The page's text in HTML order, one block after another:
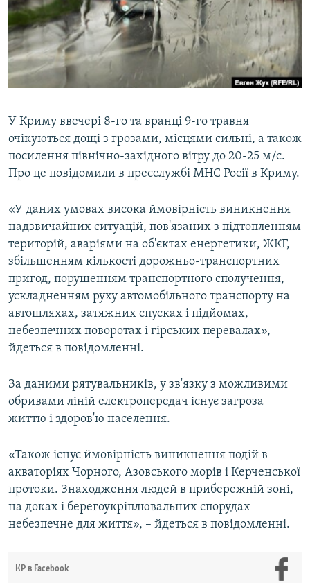
ДЕПОРТАЦІЯ
ВІДЕОУРОКИ «ELIFBE»
СВІДЧЕННЯ ОКУПАЦІЇ
УКРАЇНСЬКА ПРОБЛЕМА КРИМУ
ЯК ОБІЙТИ БЛОКУВАННЯ
Русский
Qırımtatar
Усі сайти RFE/RL
У Криму ввечері 8-го та вранці 9-го травня
очікуються дощі з грозами, місцями сильні, а також
посилення північно-західного вітру до 20-25 м/с.
Про це повідомили в пресслужбі МНС Росії в Криму.
«У даних умовах висока ймовірність виникнення
надзвичайних ситуацій, пов'язаних з підтопленням
територій, аваріями на об'єктах енергетики, ЖКГ,
збільшенням кількості дорожньо-транспортних
пригод, порушенням транспортного сполучення,
ускладненням руху автомобільного транспорту на
автошляхах, затяжних спусках і підйомах,
небезпечних поворотах і гірських перевалах», –
йдеться в повідомленні.
За даними рятувальників, у зв'язку з можливими
обривами ліній електропередач існує загроза
життю і здоров'ю населення.
«Також існує ймовірність виникнення подій в
акваторіях Чорного, Азовського морів і Керченської
протоки. Знаходження людей в прибережній зоні,
на доках і берегоукріплювальних спорудах
небезпечне для життя», – йдеться в повідомленні.
КР в Facebook